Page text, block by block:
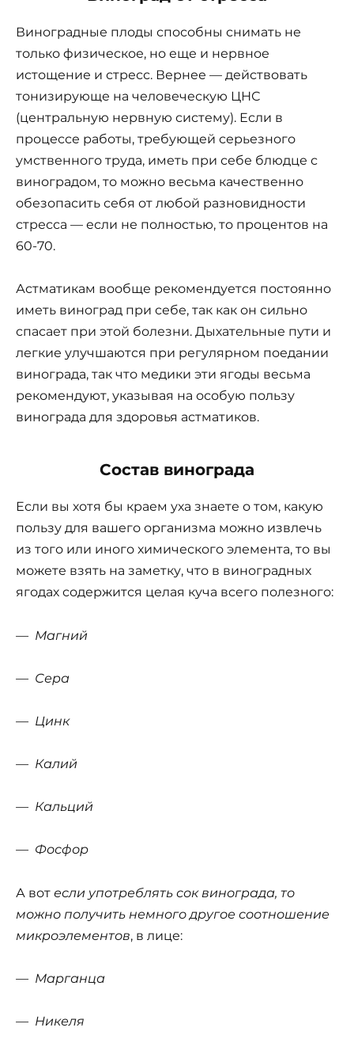
Виноградные плоды способны снимать не
только физическое, но еще и нервное
истощение и стресс. Вернее — действовать
тонизирующе на человеческую ЦНС
(центральную нервную систему). Если в
процессе работы, требующей серьезного
умственного труда, иметь при себе блюдце с
виноградом, то можно весьма качественно
обезопасить себя от любой разновидности
стресса — если не полностью, то процентов на
60-70.
Астматикам вообще рекомендуется постоянно
иметь виноград при себе, так как он сильно
спасает при этой болезни. Дыхательные пути и
легкие улучшаются при регулярном поедании
винограда, так что медики эти ягоды весьма
рекомендуют, указывая на особую пользу
винограда для здоровья астматиков.
Состав винограда
Если вы хотя бы краем уха знаете о том, какую
пользу для вашего организма можно извлечь
из того или иного химического элемента, то вы
можете взять на заметку, что в виноградных
ягодах содержится целая куча всего полезного:
— Магний
— Сера
— Цинк
— Калий
— Кальций
— Фосфор
А вот если употреблять сок винограда, то
можно получить немного другое соотношение
микроэлементов, в лице:
— Марганца
— Никеля